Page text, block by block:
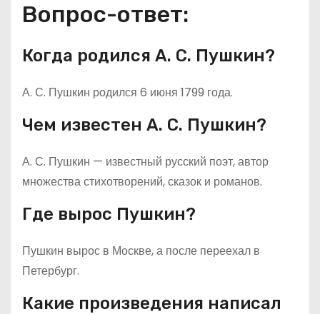
Вопрос-ответ:
Когда родился А. С. Пушкин?
А. С. Пушкин родился 6 июня 1799 года.
Чем известен А. С. Пушкин?
А. С. Пушкин — известный русский поэт, автор
множества стихотворений, сказок и романов.
Где вырос Пушкин?
Пушкин вырос в Москве, а после переехал в
Петербург.
Какие произведения написал